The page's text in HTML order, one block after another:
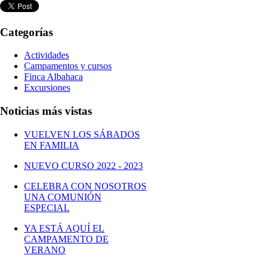
Categorías
Actividades
Campamentos y cursos
Finca Albahaca
Excursiones
Noticias más vistas
VUELVEN LOS SÁBADOS
EN FAMILIA
NUEVO CURSO 2022 - 2023
CELEBRA CON NOSOTROS
UNA COMUNIÓN
ESPECIAL
YA ESTÁ AQUÍ EL
CAMPAMENTO DE
VERANO